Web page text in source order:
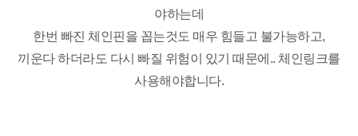
야하는데
한번 빠진 체인핀을 꼽는것도 매우 힘들고 불가능하고,
끼운다 하더라도 다시 빠질 위험이 있기 때문에.. 체인링크를
사용해야합니다.